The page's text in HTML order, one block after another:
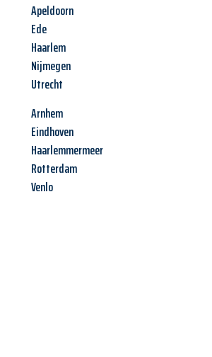
Apeldoorn
Ede
Haarlem
Nijmegen
Utrecht
Arnhem
Eindhoven
Haarlemmermeer
Rotterdam
Venlo